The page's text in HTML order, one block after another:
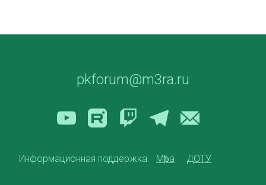
pkforum@m3ra.ru
Информационная поддержка: Мѣра ДОТУ